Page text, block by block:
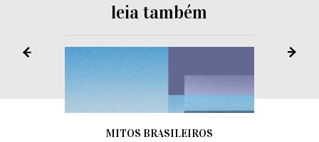
leia também
MITOS BRASILEIROS